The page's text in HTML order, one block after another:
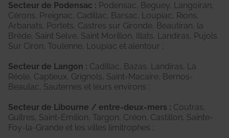
Secteur de Podensac : Podensac, Beguey, Langoiran,
Cérons, Preignac, Cadillac, Barsac, Loupiac, Rions,
Arbanats, Portets, Castres sur Gironde, Beautiran, la
Brède, Saint Selve, Saint Morillon, Illats, Landiras, Pujols
Sur Ciron, Toulenne, Loupiac et alentour ;
Secteur de Langon : Cadillac, Bazas, Landiras, La
Réole, Captieux, Grignols, Saint-Macaire, Bernos-
Beaulac, Sauternes et leurs environs ;
Secteur de Libourne / entre-deux-mers : Coutras,
Guîtres, Saint-Emilion, Targon, Créon, Castillon, Sainte-
Foy-la-Grande et les villes limitrophes ;